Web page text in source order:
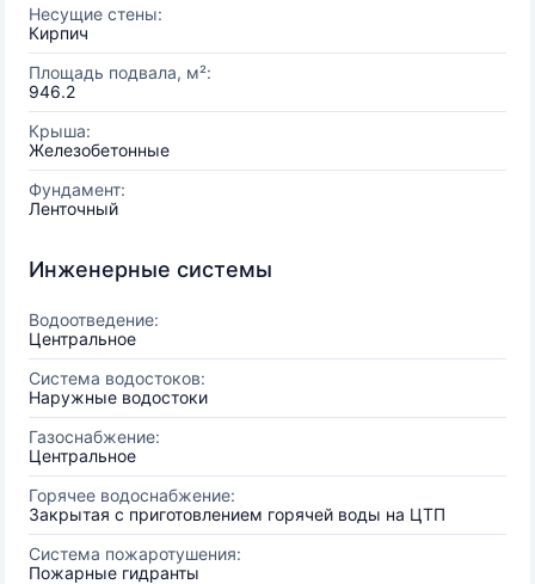
Несущие стены:
Кирпич
Площадь подвала, м²:
946.2
Крыша:
Железобетонные
Фундамент:
Ленточный
Инженерные системы
Водоотведение:
Центральное
Система водостоков:
Наружные водостоки
Газоснабжение:
Центральное
Горячее водоснабжение:
Закрытая с приготовлением горячей воды на ЦТП
Система пожаротушения:
Пожарные гидранты